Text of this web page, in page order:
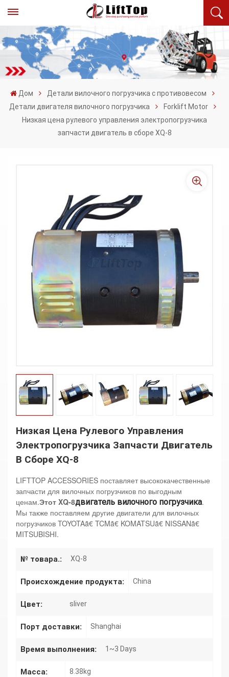
Дом
Детали вилочного погрузчика с противовесом
Детали двигателя вилочного погрузчика
Forklift Motor
Низкая цена рулевого управления электропогрузчика
запчасти двигатель в сборе XQ-8
Низкая Цена Рулевого Управления
Электропогрузчика Запчасти Двигатель
В Сборе XQ-8
LIFTTOP ACCESSORIES поставляет высококачественные
запчасти для вилочных погрузчиков по выгодным
ценам.Этот XQ-8двигатель вилочного погрузчика.
Мы также поставляем другие двигатели для вилочных
погрузчиков TOYOTAã€ TCMã€ KOMATSUã€ NISSANã€
MITSUBISHI.
№ товара.: XQ-8
Происхождение продукта: China
Цвет: sliver
Порт доставки: Shanghai
Время выполнения: 1~3 Days
Масса: 8.38kg